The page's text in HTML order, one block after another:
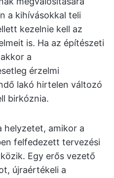
a kihívásokkal teli
kezelnie kell az
is. Ha az építészeti
a
érzelmi
lakó hirtelen változó
birkóznia.
helyzetet, amikor a
felfedezett tervezési
Egy erős vezető
újraértékeli a